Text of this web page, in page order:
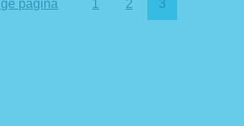
pagina 1 2 3